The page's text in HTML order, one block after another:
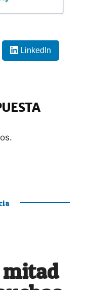
LinkedIn
mitad